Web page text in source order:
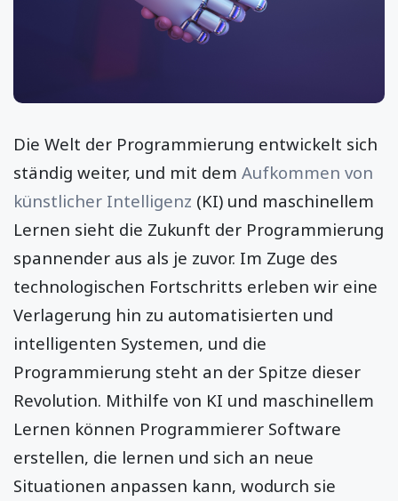
Die Welt der Programmierung entwickelt sich
ständig weiter, und mit dem Aufkommen von
künstlicher Intelligenz (KI) und maschinellem
Lernen sieht die Zukunft der Programmierung
spannender aus als je zuvor. Im Zuge des
technologischen Fortschritts erleben wir eine
Verlagerung hin zu automatisierten und
intelligenten Systemen, und die
Programmierung steht an der Spitze dieser
Revolution. Mithilfe von KI und maschinellem
Lernen können Programmierer Software
erstellen, die lernen und sich an neue
Situationen anpassen kann, wodurch sie